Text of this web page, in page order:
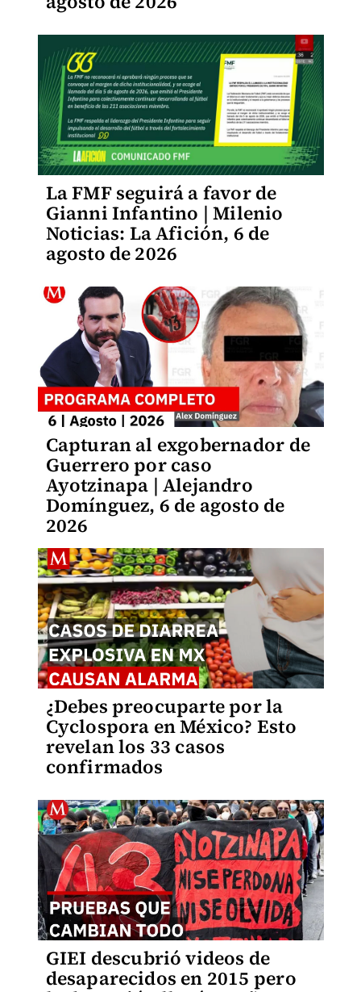
La FMF seguirá a favor de
Gianni Infantino | Milenio
Noticias: La Afición, 6 de
agosto de 2026
Capturan al exgobernador de
Guerrero por caso
Ayotzinapa | Alejandro
Domínguez, 6 de agosto de
2026
¿Debes preocuparte por la
Cyclospora en México? Esto
revelan los 33 casos
confirmados
GIEI descubrió videos de
desaparecidos en 2015 pero